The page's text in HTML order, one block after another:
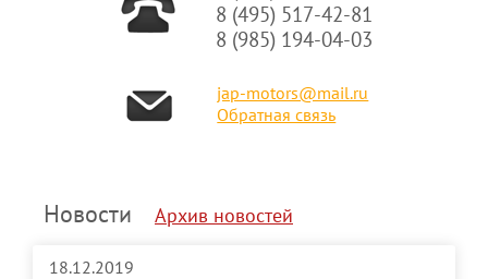
8 (495) 517-42-81
8 (985) 194-04-03
jap-motors@mail.ru
Обратная связь
Новости Архив новостей
18.12.2019